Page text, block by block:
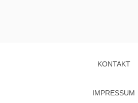
KONTAKT
IMPRESSUM